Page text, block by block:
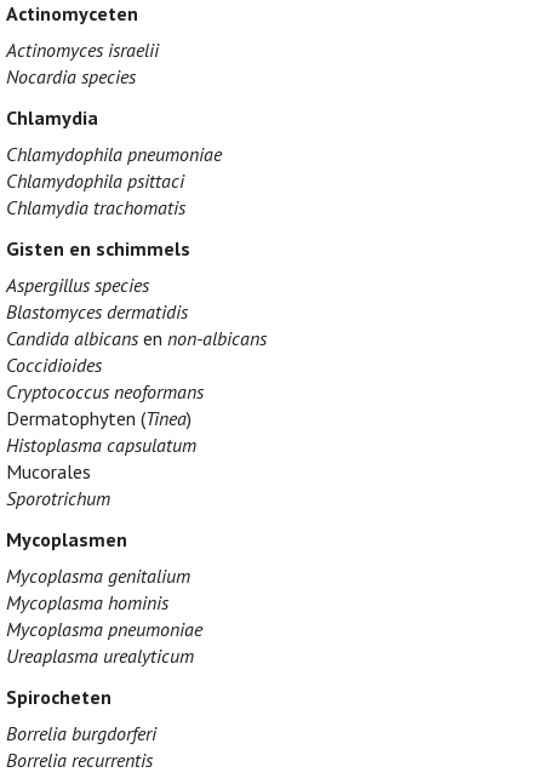
Actinomyceten
Actinomyces israelii
Nocardia species
Chlamydia
Chlamydophila pneumoniae
Chlamydophila psittaci
Chlamydia trachomatis
Gisten en schimmels
Aspergillus species
Blastomyces dermatidis
Candida albicans en non-albicans
Coccidioides
Cryptococcus neoformans
Dermatophyten (Tinea)
Histoplasma capsulatum
Mucorales
Sporotrichum
Mycoplasmen
Mycoplasma genitalium
Mycoplasma hominis
Mycoplasma pneumoniae
Ureaplasma urealyticum
Spirocheten
Borrelia burgdorferi
Borrelia recurrentis